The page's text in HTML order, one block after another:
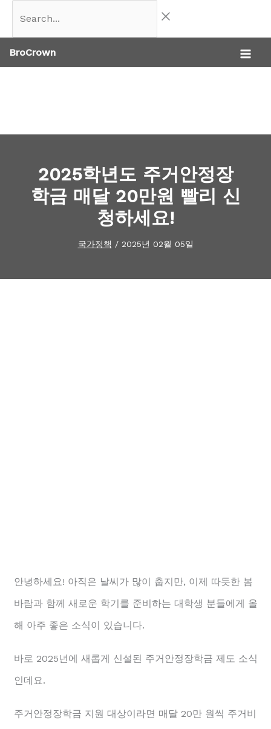
BroCrown
2025학년도 주거안정장
학금 매달 20만원 빨리 신
청하세요!
국가정책 / 2025년 02월 05일
안녕하세요! 아직은 날씨가 많이 춥지만, 이제 따듯한 봄
바람과 함께 새로운 학기를 준비하는 대학생 분들에게 올
해 아주 좋은 소식이 있습니다.
바로 2025년에 새롭게 신설된 주거안정장학금 제도 소식
인데요.
주거안정장학금 지원 대상이라면 매달 20만 원씩 주거비